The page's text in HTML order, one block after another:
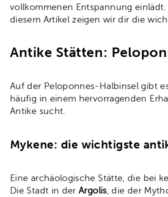
vollkommenen Entspannung
diesem Artikel zeigen wir dir die
Antike Stätten:
Auf der Peloponnes-Halbinsel gibt
häufig in einem hervorragenden
Antike sucht.
Mykene: die wichtigste
Eine archäologische Stätte, die bei
Die Stadt in derArgolis , die der